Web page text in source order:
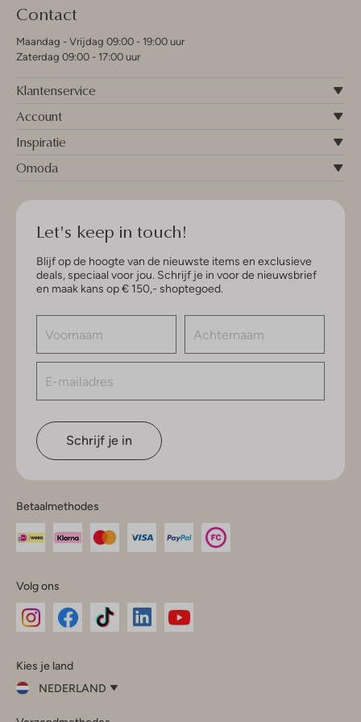
Contact
Maandag - Vrijdag 09:00 - 19:00 uur
Zaterdag 09:00 - 17:00 uur
Klantenservice
Account
Inspiratie
Omoda
Let's keep in touch!
Blijf op de hoogte van de nieuwste items en exclusieve
deals, speciaal voor jou. Schrijf je in voor de nieuwsbrief
en maak kans op € 150,- shoptegoed.
Schrijf je in
Betaalmethodes
Volg ons
InstagramFacebook
Kies je land
NEDERLAND